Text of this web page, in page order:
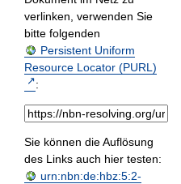
verlinken, verwenden Sie
bitte folgenden
Persistent Uniform
Resource Locator (PURL)
:
Sie können die Auflösung
des Links auch hier testen:
urn:nbn:de:hbz:5:2-